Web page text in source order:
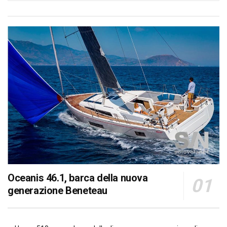
Oceanis 46.1, barca della nuova
generazione Beneteau